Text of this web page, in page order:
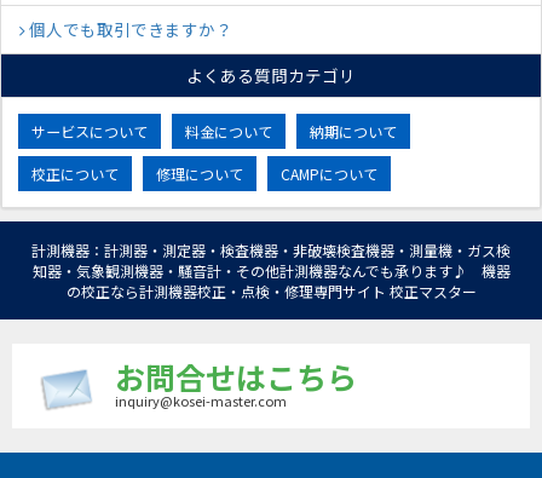
個人でも取引できますか？
よくある質問カテゴリ
サービスについて 料金について 納期について
校正について 修理について CAMPについて
計測機器：計測器・測定器・検査機器・非破壊検査機器・測量機・ガス検
知器・気象観測機器・騒音計・その他計測機器なんでも承ります♪ 機器
の校正なら計測機器校正・点検・修理専門サイト 校正マスター
お問合せはこちら
inquiry@kosei-master.com